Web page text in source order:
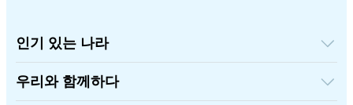
인기 있는 나라
미국
영국
터키
프랑스
우리와 함께하다
도매 플랫폼